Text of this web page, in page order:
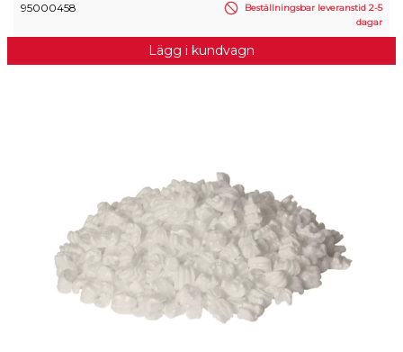
95000458
Beställningsbar leveranstid 2-5
dagar
Lägg i kundvagn